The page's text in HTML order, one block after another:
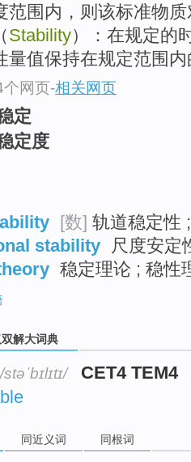
范围内，则该标准物
（Stability）：在规定的
量值保持在规定范围
网页-相关网页
定
定度
[数] 轨道稳定性
stability
尺度安定
稳定理论 ; 稳性
解大词典
/stəˈbɪlɪtɪ/
CET4 TEM4
同近义词 同根词